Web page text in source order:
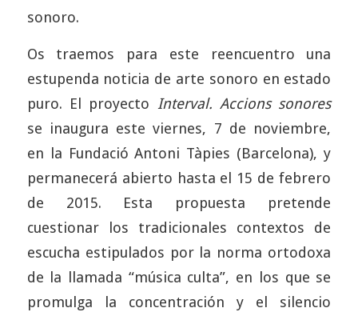
sonoro.
Os traemos para este reencuentro una
estupenda noticia de arte sonoro en estado
puro. El proyecto Interval. Accions sonores
se inaugura este viernes, 7 de noviembre,
en la Fundació Antoni Tàpies (Barcelona), y
permanecerá abierto hasta el 15 de febrero
de 2015. Esta propuesta pretende
cuestionar los tradicionales contextos de
escucha estipulados por la norma ortodoxa
de la llamada “música culta”, en los que se
promulga la concentración y el silencio